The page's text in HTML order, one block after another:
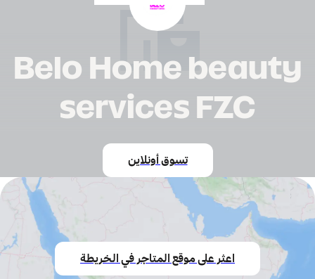
Belo Home beauty
services FZC
تسوق أونلاين
اعثر على موقع المتاجر في الخريطة